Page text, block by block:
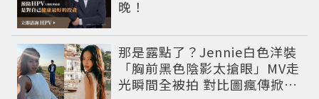
晚！
那是露點了？Jennie白色洋裝
「胸前黑色陰影太搶眼」MV走
光瞬間全被拍 對比圖瘋傳掀論